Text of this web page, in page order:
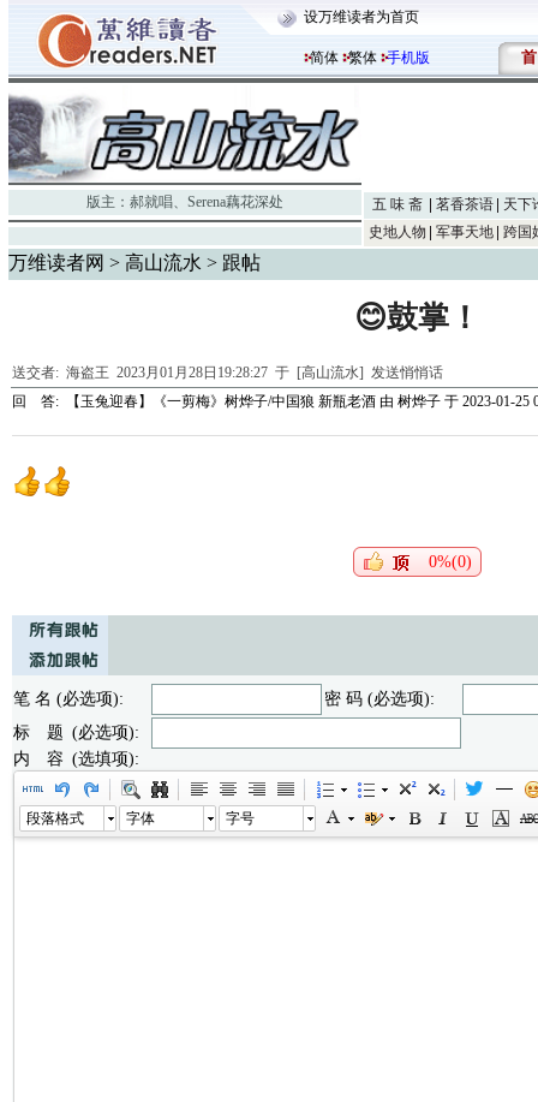
设万维读者为首页
简体 繁体 手机版 首
版主： 郝就唱、 Serena藕花深处 五 味 斋 茗香茶语
天下
史地人物
军事天地 跨国
万维读者网 > 高山流水 > 跟帖
😊鼓掌！
送交者: 海盗王 2023月01月28日19:28:27 于 [高山流水] 发送悄悄话
回 答:
【玉兔迎春】《一剪梅》树烨子/中国狼 新瓶老酒 由 树烨子 于 2023-01-25
0%(0)
笔 名 (必选项):
密 码 (必选项):
标 题 (必选项):
内 容 (选填项):
段落格式 字体 字号